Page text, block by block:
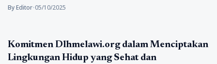
By Editor•05/10/2025
Kesehatan
Komitmen Dlhmelawi.org dalam Menciptakan
Lingkungan Hidup yang Sehat dan